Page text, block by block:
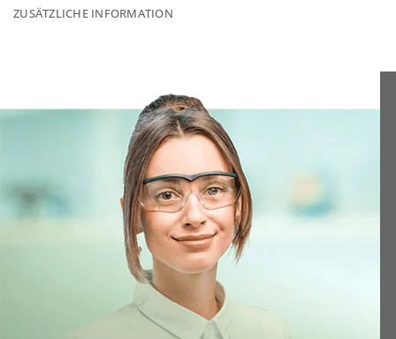
ZUSÄTZLICHE INFORMATION